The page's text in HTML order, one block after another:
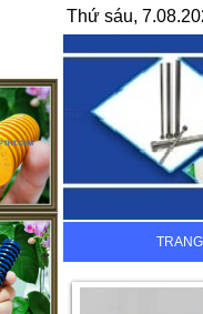
Thứ sáu,